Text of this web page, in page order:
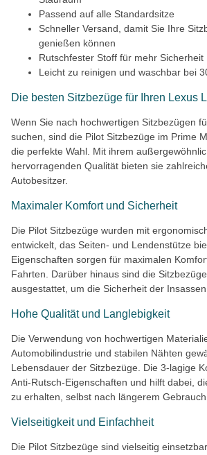
Passend auf alle Standardsitze
Schneller Versand, damit Sie Ihre
genießen können
Rutschfester Stoff für mehr Sicherheit
Leicht zu reinigen und waschbar bei
Die besten Sitzbezüge für Ihren Lexus
Wenn Sie nach hochwertigen Sitzbezügen
suchen, sind die Pilot Sitzbezüge im Prime
die perfekte Wahl. Mit ihrem
hervorragenden Qualität bieten sie
Autobesitzer.
Maximaler Komfort und Sicherheit
Die Pilot Sitzbezüge wurden mit
entwickelt, das Seiten- und Lendenstütze
Eigenschaften sorgen für maximalen
Fahrten. Darüber hinaus sind die
ausgestattet, um die Sicherheit der
Hohe Qualität und Langlebigkeit
Die Verwendung von hochwertigen
Automobilindustrie und stabilen Nähten
Lebensdauer der Sitzbezüge. Die 3-lagige
Anti-Rutsch-Eigenschaften und hilft dabei,
zu erhalten, selbst nach längerem Gebrauch.
Vielseitigkeit und Einfachheit
Die Pilot Sitzbezüge sind vielseitig